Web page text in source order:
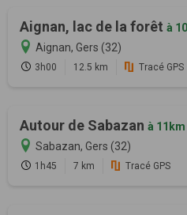
Aignan, lac de la forêt à
Aignan, Gers (32)
3h00 12.5 km Tracé GPS
Autour de Sabazan à 11km
Sabazan, Gers (32)
1h45 7 km Tracé GPS